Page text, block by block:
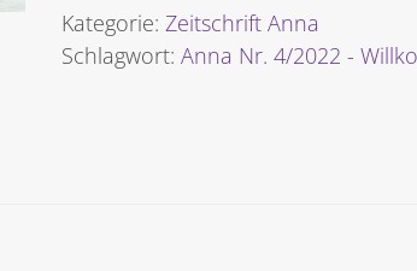
-
Willkommen
Kategorie: Zeitschrift Anna
Schlagwort:Anna Nr. 4/2022 -